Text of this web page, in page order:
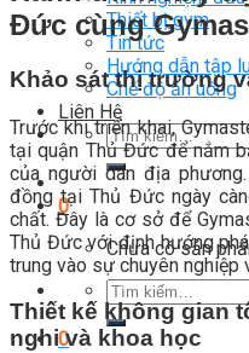
Thiết bị gym
Tin tức
Hướng dẫn tập
Chế độ ăn uống
Liên Hệ
Tìm
kiếm:
0
Chưa có sản
Tìm
kiếm:
0
Đức cùng
Khảo sát thị trường
Trước khi triển khai,
tại quận Thủ Đức để nắm
của người dân địa
đồng tại Thủ Đức ngày
chất. Đây là cơ sở để
Thủ Đức với định hướng
trung vào sự chuyên nghiệp
Thiết kế không gian
nghi và khoa học